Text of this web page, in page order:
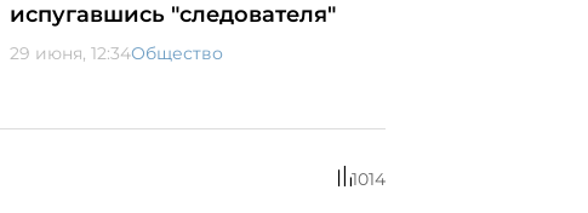
испугавшись "следователя"
29 июня, 12:34Общество
1014